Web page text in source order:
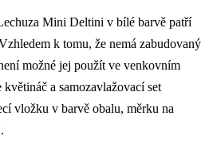
Mini Deltini v bílé barvě patří
k tomu, že nemá zabudovaný
možné jej použít ve venkovním
a samozavlažovací set
vložku v barvě obalu, měrku na